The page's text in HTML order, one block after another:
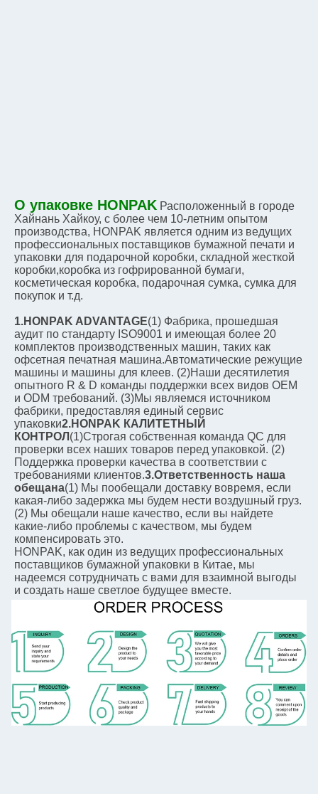
О упаковке HONPAK Расположенный в городе
Хайнань Хайкоу, с более чем 10-летним опытом
производства, HONPAK является одним из ведущих
профессиональных поставщиков бумажной печати и
упаковки для подарочной коробки, складной жесткой
коробки,коробка из гофрированной бумаги,
косметическая коробка, подарочная сумка, сумка для
покупок и т.д.
1.HONPAK ADVANTAGE(1) Фабрика, прошедшая
аудит по стандарту ISO9001 и имеющая более 20
комплектов производственных машин, таких как
офсетная печатная машина.Автоматические режущие
машины и машины для клеев. (2)Наши десятилетия
опытного R & D команды поддержки всех видов OEM
и ODM требований. (3)Мы являемся источником
фабрики, предоставляя единый сервис
упаковки2.HONPAK КАЛИТЕТНЫЙ
КОНТРОЛ (1)Строгая собственная команда QC для
проверки всех наших товаров перед упаковкой. (2)
Поддержка проверки качества в соответствии с
требованиями клиентов.3.Ответственность наша
обещана(1) Мы пообещали доставку вовремя, если
какая-либо задержка мы будем нести воздушный груз.
(2) Мы обещали наше качество, если вы найдете
какие-либо проблемы с качеством, мы будем
компенсировать это.
HONPAK, как один из ведущих профессиональных
поставщиков бумажной упаковки в Китае, мы
надеемся сотрудничать с вами для взаимной выгоды
и создать наше светлое будущее вместе.